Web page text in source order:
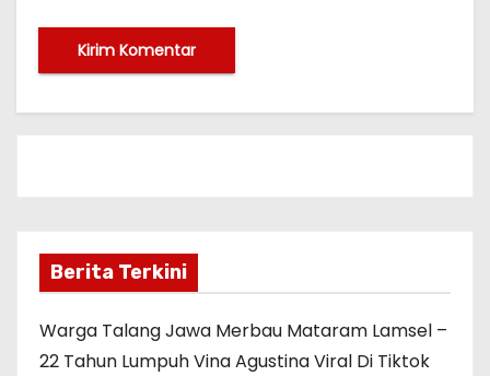
Berita Terkini
Warga Talang Jawa Merbau Mataram Lamsel –
22 Tahun Lumpuh Vina Agustina Viral Di Tiktok